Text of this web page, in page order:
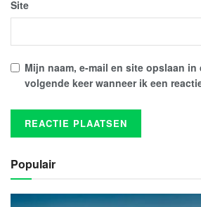
Site
Mijn naam, e-mail en site opslaan
volgende keer wanneer ik een
Populair